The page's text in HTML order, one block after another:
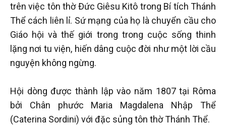
trên việc tôn thờ Đức Giêsu Kitô trong Bí tích Thánh
Thể cách liên lỉ. Sứ mạng của họ là chuyển cầu cho
Giáo hội và thế giới trong trong cuộc sống thinh
lặng nơi tu viện, hiến dâng cuộc đời như một lời cầu
nguyện không ngừng.
Hội dòng được thành lập vào năm 1807 tại Rôma
bởi Chân phước Maria Magdalena Nhập Thể
(Caterina Sordini) với đặc sủng tôn thờ Thánh Thể.